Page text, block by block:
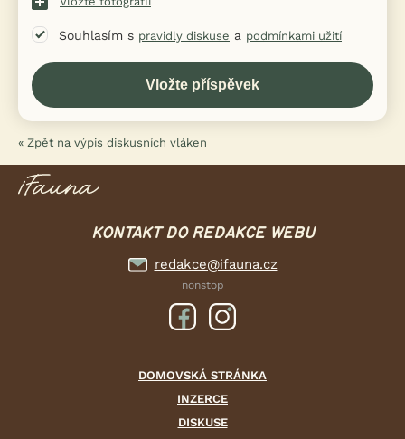
Souhlasím s pravidly diskuse a podmínkami užití
« Zpět na výpis diskusních vláken
KONTAKT DO REDAKCE WEBU
redakce@ifauna.cz
nonstop
DOMOVSKÁ STRÁNKA
INZERCE
DISKUSE